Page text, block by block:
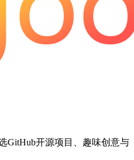
GitHub开源项目、趣味创意与